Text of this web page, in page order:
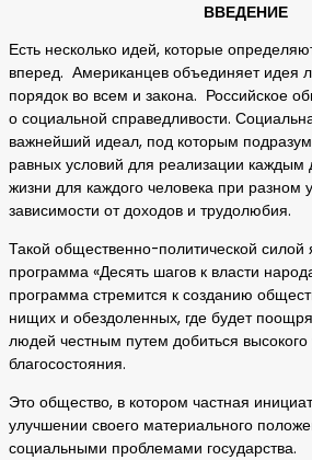
ВВЕДЕНИЕ
Есть несколько идей, которые
вперед. Американцев объединяет идея
порядок во всем и закона. Российское
о социальной справедливости.
важнейший идеал, под которым
равных условий для реализации каждым
жизни для каждого человека при разном
зависимости от доходов и трудолюбия.
Такой общественно-политической
программа «Десять шагов к власти
программа стремится к созданию
нищих и обездоленных, где будет
людей честным путем добиться высокого
благосостояния.
Это общество, в котором частная
улучшении своего материального
социальными проблемами государства.